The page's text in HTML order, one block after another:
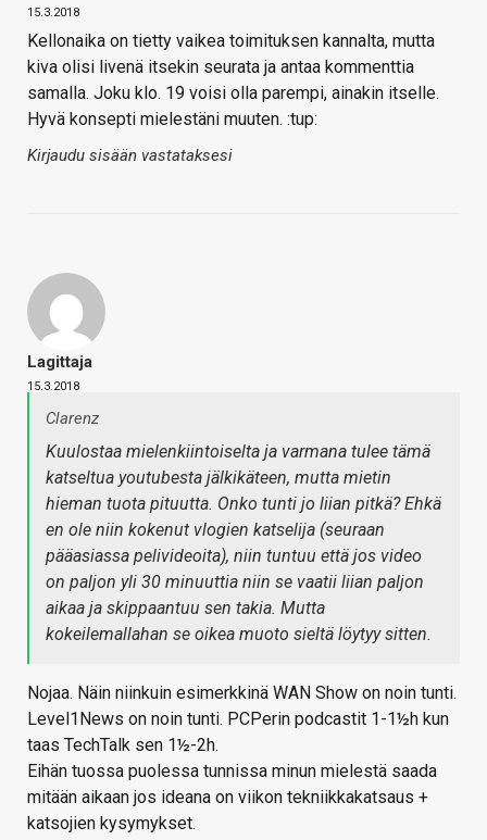
15.3.2018
Kellonaika on tietty vaikea toimituksen kannalta, mutta
kiva olisi livenä itsekin seurata ja antaa kommenttia
samalla. Joku klo. 19 voisi olla parempi, ainakin itselle.
Hyvä konsepti mielestäni muuten. :tup:
Kirjaudu sisään vastataksesi
Lagittaja
15.3.2018
Clarenz
Kuulostaa mielenkiintoiselta ja varmana tulee tämä
katseltua youtubesta jälkikäteen, mutta mietin
hieman tuota pituutta. Onko tunti jo liian pitkä? Ehkä
en ole niin kokenut vlogien katselija (seuraan
pääasiassa pelivideoita), niin tuntuu että jos video
on paljon yli 30 minuuttia niin se vaatii liian paljon
aikaa ja skippaantuu sen takia. Mutta
kokeilemallahan se oikea muoto sieltä löytyy sitten.
Nojaa. Näin niinkuin esimerkkinä WAN Show on noin tunti.
Level1News on noin tunti. PCPerin podcastit 1-1½h kun
taas TechTalk sen 1½-2h.
Eihän tuossa puolessa tunnissa minun mielestä saada
mitään aikaan jos ideana on viikon tekniikkakatsaus +
katsojien kysymykset.